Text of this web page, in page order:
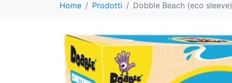
Home
Prodotti Dobble Beach (eco sleeve)